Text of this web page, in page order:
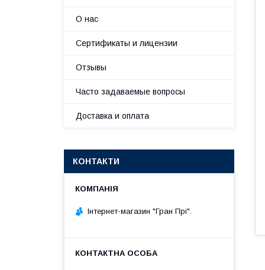
О нас
Сертификаты и лицензии
Отзывы
Часто задаваемые вопросы
Доставка и оплата
КОНТАКТИ
Інтернет-магазин "Гран Прі".